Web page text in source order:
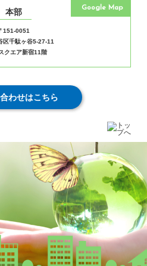
本部
151-0051
区千駄ヶ谷5-27-11
クエア新宿11階
Google Map
わせはこちら